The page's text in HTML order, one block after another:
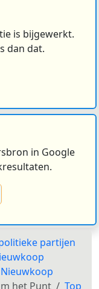
is bijgewerkt.
dan dat.
in Google
partijen
het Punt
Top